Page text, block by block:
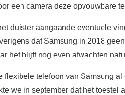
een camera deze opvouwbare
duister aangaande eventuele
dat Samsung in 2018
het blijft nog even afwachten
flexibele telefoon van Samsung
we in september dat het toestel